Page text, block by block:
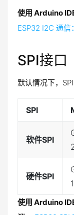
使用 Arduino
ESP32 I2C 通
SPI接口
默认情况下，
SPI
软件SPI
硬件SPI
使用 Arduino